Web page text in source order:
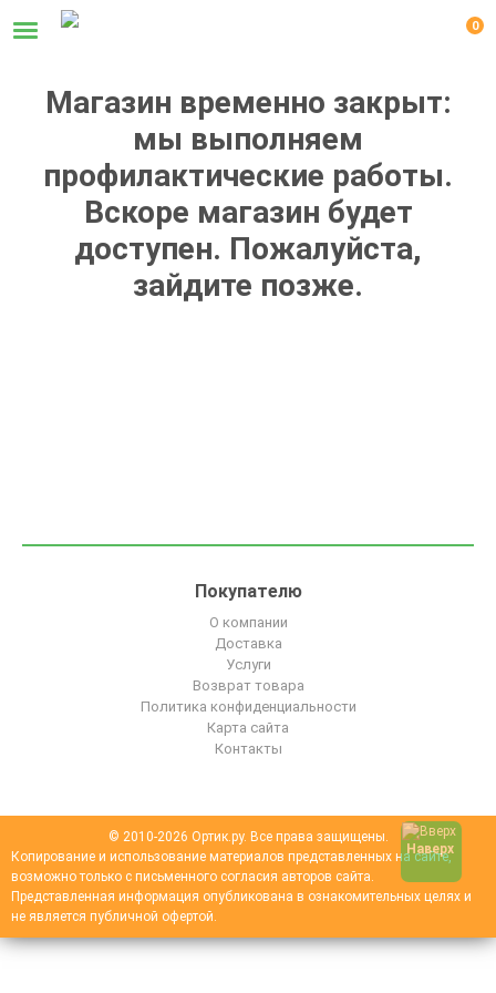
0
Магазин временно закрыт:
мы выполняем
профилактические работы.
Вскоре магазин будет
доступен. Пожалуйста,
зайдите позже.
Покупателю
О компании
Доставка
Услуги
Возврат товара
Политика конфиденциальности
Карта сайта
Контакты
© 2010-2026 Ортик.ру. Все права защищены.
Копирование и использование материалов представленных на сайте,
возможно только с письменного согласия авторов сайта.
Представленная информация опубликована в ознакомительных целях и
не является публичной офертой.
Наверх